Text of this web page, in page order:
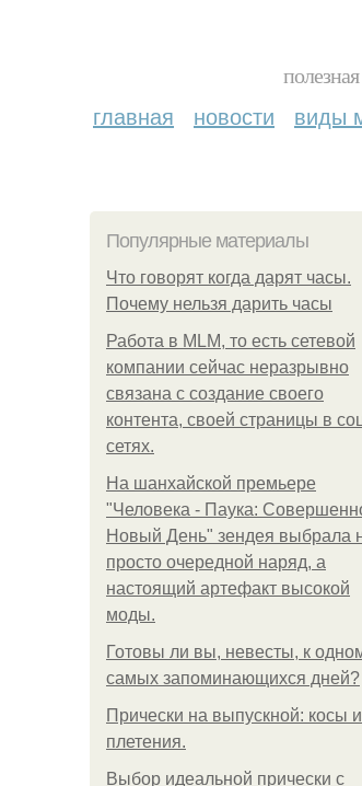
главная новости виды
Популярные материалы
Что говорят когда дарят часы.
Почему нельзя дарить часы
Работа в MLM, то есть сетевой
компании сейчас неразрывно
связана с создание своего
контента, своей страницы в
сетях.
На шанхайской премьере
"Человека - Паука:
Новый День" зендея выбрала
просто очередной наряд, а
настоящий артефакт высокой
моды.
Готовы ли вы, невесты, к
самых запоминающихся дней?
Прически на выпускной: косы и
плетения.
Выбор идеальной прически с